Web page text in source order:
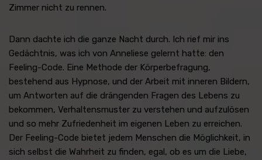
Zimmer nicht zu rennen.
Dann dachte ich die ganze Nacht durch. Ich rief mir ins
Gedächtnis, was ich von Anneliese gelernt hatte: den
Feeling-Code. Eine Methode der Körperbefragung,
bestehend aus Hypnose, und der Arbeit mit inneren Bildern,
um Antworten auf die drängenden Fragen des Lebens zu
bekommen, Verhaltensmuster zu verstehen und aufzulösen
und so mehr Zufriedenheit im eigenen Leben zu erreichen.
Der Feeling-Code bietet jedem Menschen die Möglichkeit, in
sich selbst die Wahrheit zu finden, egal, ob es um die Liebe,